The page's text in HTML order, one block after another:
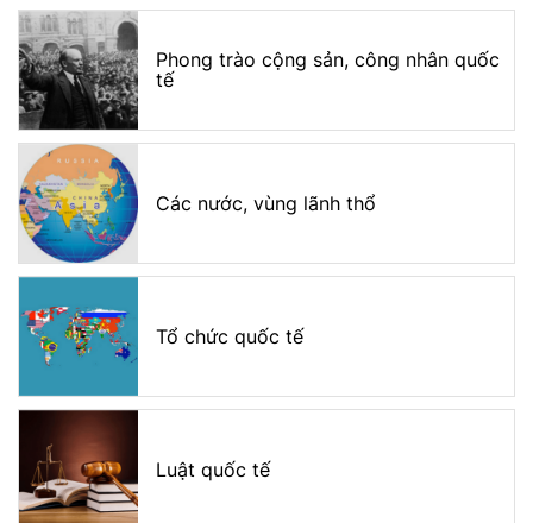
Phong trào cộng sản, công nhân quốc
tế
Các nước, vùng lãnh thổ
Tổ chức quốc tế
Luật quốc tế